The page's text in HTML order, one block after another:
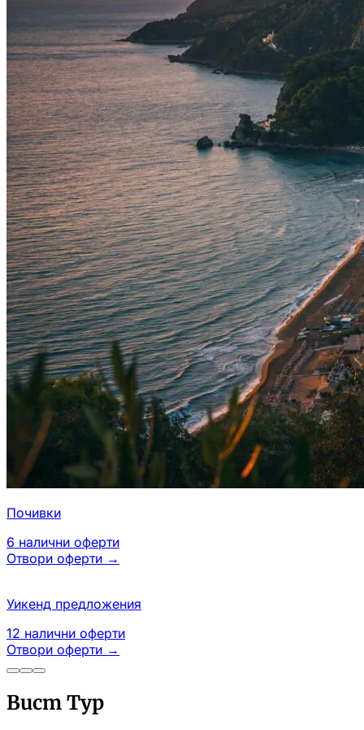
Почивки
6 налични оферти
Отвори оферти →
Уикенд предложения
12 налични оферти
Отвори оферти →
Вист Тур